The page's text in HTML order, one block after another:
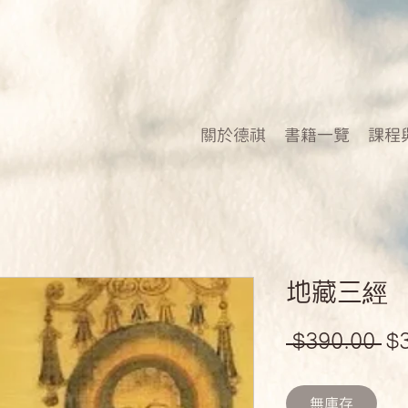
關於德祺 書籍一覽 課程
地藏三經
$390.00 一
無庫存